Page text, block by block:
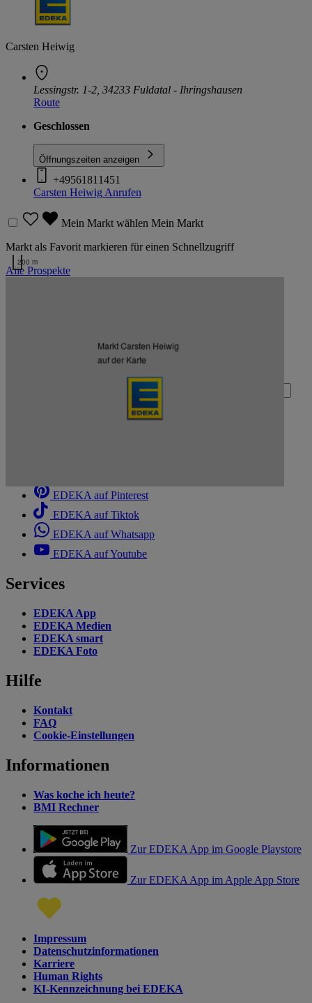
Carsten Heiwig
Lessingstr. 1-2, 34233 Fuldatal - Ihringshausen
Route
Geschlossen
Öffnungszeiten anzeigen
+49561811451
Carsten Heiwig Anrufen
Mein Markt wählen Mein Markt
Markt als Favorit markieren für einen Schnellzugriff
Alle Prospekte
Markt Carsten Heiwig
auf der Karte
200 m
Zum Newsletter anmelden
Deine E-Mail-Adresse (Pflichtfeld)
EDEKA auf Pinterest
EDEKA auf Tiktok
EDEKA auf Whatsapp
EDEKA auf Youtube
Services
EDEKA App
EDEKA Medien
EDEKA smart
EDEKA Foto
Hilfe
Kontakt
FAQ
Cookie-Einstellungen
Informationen
Was koche ich heute?
BMI Rechner
Zur EDEKA App im Google Playstore
Zur EDEKA App im Apple App Store
Impressum
Datenschutzinformationen
Karriere
Human Rights
KI-Kennzeichnung bei EDEKA